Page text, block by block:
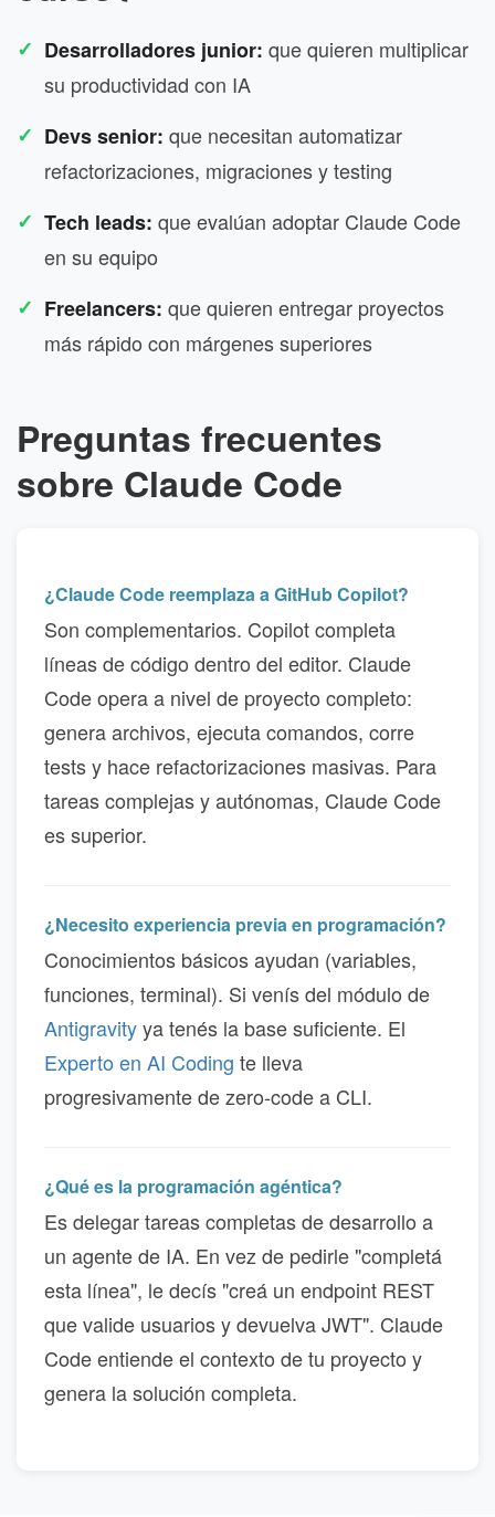
Desarrolladores junior: que quieren multiplicar
su productividad con IA
Devs senior: que necesitan automatizar
refactorizaciones, migraciones y testing
Tech leads: que evalúan adoptar Claude Code
en su equipo
Freelancers: que quieren entregar proyectos
más rápido con márgenes superiores
Preguntas frecuentes
sobre Claude Code
¿Claude Code reemplaza a GitHub Copilot?
Son complementarios. Copilot completa
líneas de código dentro del editor. Claude
Code opera a nivel de proyecto completo:
genera archivos, ejecuta comandos, corre
tests y hace refactorizaciones masivas. Para
tareas complejas y autónomas, Claude Code
es superior.
¿Necesito experiencia previa en programación?
Conocimientos básicos ayudan (variables,
funciones, terminal). Si venís del módulo de
Antigravityya tenés la base suficiente. El
Experto en AI Coding te lleva
progresivamente de zero-code a CLI.
¿Qué es la programación agéntica?
Es delegar tareas completas de desarrollo a
un agente de IA. En vez de pedirle "completá
esta línea", le decís "creá un endpoint REST
que valide usuarios y devuelva JWT". Claude
Code entiende el contexto de tu proyecto y
genera la solución completa.